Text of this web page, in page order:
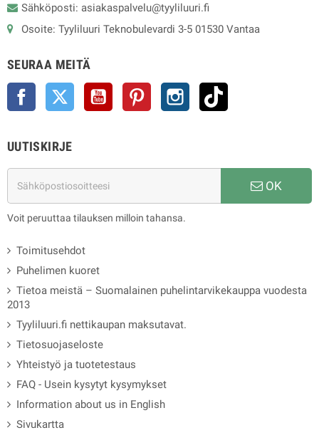
Sähköposti: asiakaspalvelu@tyyliluuri.fi
Osoite: Tyyliluuri Teknobulevardi 3-5 01530 Vantaa
SEURAA MEITÄ
Facebook Twitter YouTube Pinterest Instagram
UUTISKIRJE
OK
Voit peruuttaa tilauksen milloin tahansa.
Toimitusehdot
Puhelimen kuoret
Tietoa meistä – Suomalainen puhelintarvikekauppa vuodesta
2013
Tyyliluuri.fi nettikaupan maksutavat.
Tietosuojaseloste
Yhteistyö ja tuotetestaus
FAQ - Usein kysytyt kysymykset
Information about us in English
Sivukartta